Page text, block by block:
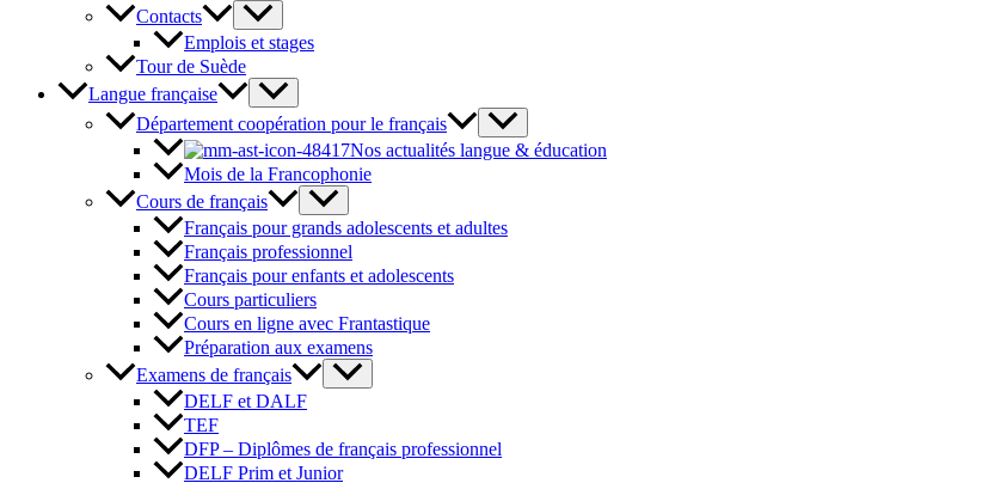
Contacts
Emplois et stages
Tour de Suède
Langue française
Département coopération pour le français
Nos actualités langue & éducation
Mois de la Francophonie
Cours de français
Français pour grands adolescents et adultes
Français professionnel
Français pour enfants et adolescents
Cours particuliers
Cours en ligne avec Frantastique
Préparation aux examens
Examens de français
DELF et DALF
TEF
DFP – Diplômes de français professionnel
DELF Prim et Junior